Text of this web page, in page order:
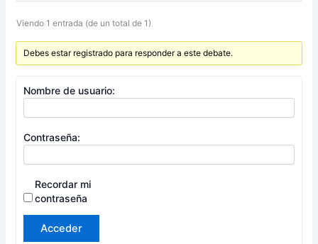
Viendo 1 entrada (de un total de 1)
Debes estar registrado para responder a este debate.
Nombre de usuario:
Contraseña:
Recordar mi
contraseña
Acceder